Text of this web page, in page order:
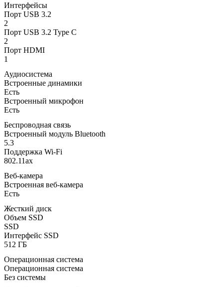
Интерфейсы
Порт USB 3.2
2
Порт USB 3.2 Type C
2
Порт HDMI
1
Аудиосистема
Встроенные динамики
Есть
Встроенный микрофон
Есть
Беспроводная связь
Встроенный модуль Bluetooth
5.3
Поддержка Wi-Fi
802.11ax
Веб-камера
Встроенная веб-камера
Есть
Жесткий диск
Объем SSD
SSD
Интерфейс SSD
512 ГБ
Операционная система
Операционная система
Без системы